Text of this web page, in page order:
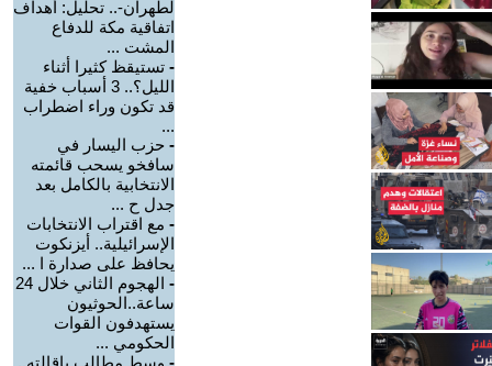
لطهران-.. تحليل: أهداف
اتفاقية مكة للدفاع
المشت ...
- تستيقظ كثيرا أثناء
الليل؟.. 3 أسباب خفية
قد تكون وراء اضطراب
...
- حزب اليسار في
سافخو يسحب قائمته
الانتخابية بالكامل بعد
جدل ح ...
- مع اقتراب الانتخابات
الإسرائيلية.. أيزنكوت
يحافظ على صدارة ا ...
-
الهجوم الثاني خلال 24
ساعة..الحوثيون
يستهدفون القوات
الحكومي ...
- وسط مطالب بإقالته..